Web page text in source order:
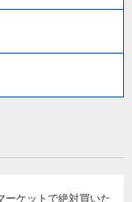
ーケットで絶対買いた